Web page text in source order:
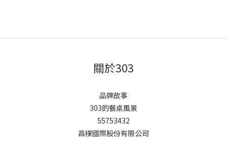
關於303
品牌故事
303的餐桌風景
55753432
昌樸國際股份有限公司